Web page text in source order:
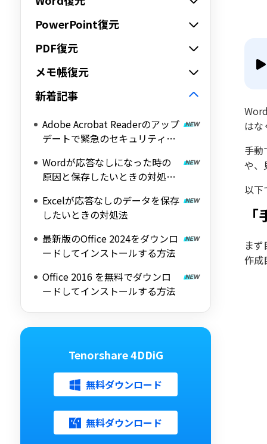
PowerPoint復元
PDF復元
メモ帳復元
新着記事
Adobe Acrobat Readerのアップ
デートで緊急のセキュリティ対
の詳細と対処法
Wordが応答なしになった時の
原因と保存したいときの対処法
Excelが応答なしのデータを保存
したいときの対処法
最新版のOffice 2024をダウンロ
ードしてインストールする方法
Office 2016 を無料でダウンロ
ードしてインストールする方法
Tenorshare 4DDiG
無料ダウンロード
無料ダウンロード
はな
手動
や、
以下
ま
作成